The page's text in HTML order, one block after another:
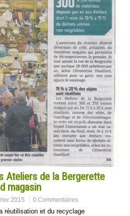
Ateliers de la Bergerette
magasin
2015 0 Commentaires
réutilisation et du recyclage